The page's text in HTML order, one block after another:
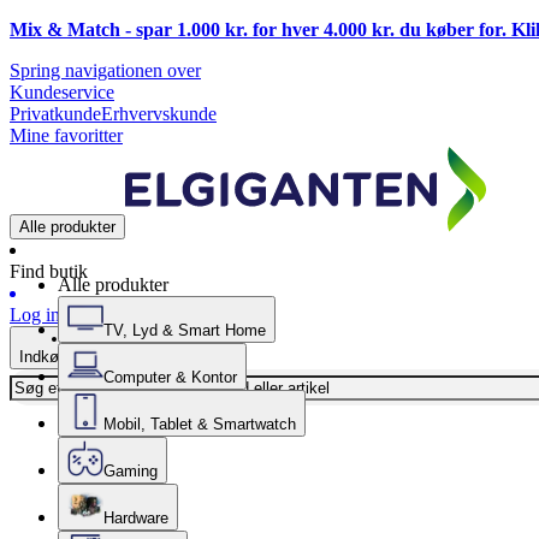
Mix & Match - spar 1.000 kr. for hver 4.000 kr. du køber for.
Spring navigationen over
Kundeservice
PrivatkundeErhvervskunde
Mine favoritter
Alle produkter
Find butik
Log ind
Indkøbskurv
Alle produkter
TV, Lyd & Smart Home
Computer & Kontor
Mobil, Tablet & Smartwatch
Gaming
Hardware